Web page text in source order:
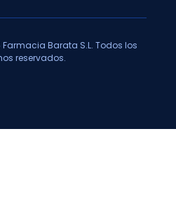
Barata S.L. Todos los
reservados.